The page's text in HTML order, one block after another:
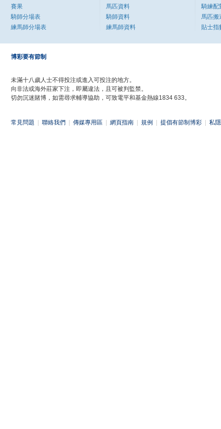
賽果
騎師分場表
練馬師分場表
馬匹資料
騎師資料
練馬師資料
騎練配
馬匹搬
貼士指
博彩要有節制
未滿十八歲人士不得投注或進入可投注的地方。
向非法或海外莊家下注，即屬違法，且可被判監禁。
切勿沉迷賭博，如需尋求輔導協助，可致電平和基金熱線1834 633。
常見問題 聯絡我們 傳媒專用區 網頁指南 規例 提倡有節制博彩 私